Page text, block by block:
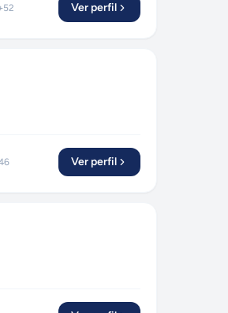
52 Ver perfil
Ver perfil